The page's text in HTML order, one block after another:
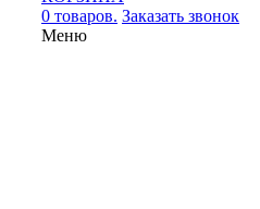
0 товаров. Заказать звонок
Меню